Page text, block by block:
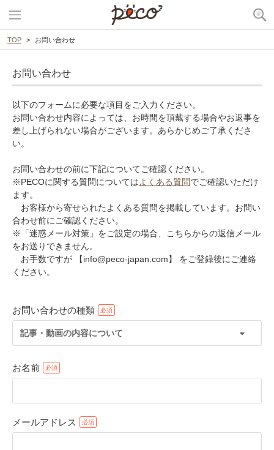
TOP お問い合わせ
お問い合わせ
以下のフォームに必要な項目をご入力ください。
お問い合わせ内容によっては、お時間を頂戴する場合やお返事を
差し上げられない場合がございます。あらかじめご了承くださ
い。
お問い合わせの前に下記についてご確認ください。
※PECOに関する質問についてはよくある質問でご確認いただけ
ます。
お客様から寄せられたよくある質問を掲載しています。お問い
合わせ前にご確認ください。
※「迷惑メール対策」をご設定の場合、こちらからの返信メール
をお送りできません。
お手数ですが 【info@peco-japan.com】 をご登録後にご連絡
ください。
お問い合わせの種類
記事・動画の内容について
お名前
メールアドレス